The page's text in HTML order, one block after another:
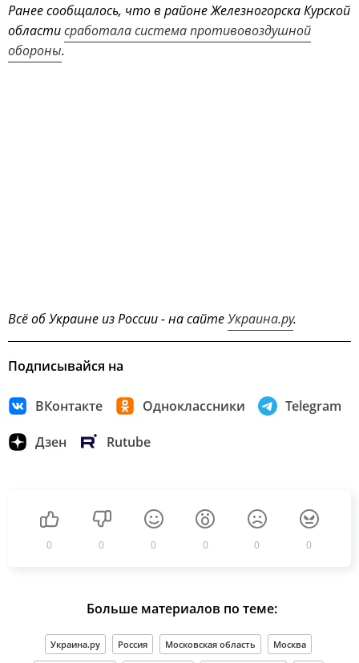
Ранее сообщалось, что в районе Железногорска Курской
областисработала система противовоздушной
обороны.
Всё об Украине из России - на сайтеУкраина.ру.
Подписывайся на
ВКонтакте Одноклассники Telegram
Дзен Rutube
0 0 0 0 0 0
Больше материалов по теме:
Украина.ру Россия Московская область Москва